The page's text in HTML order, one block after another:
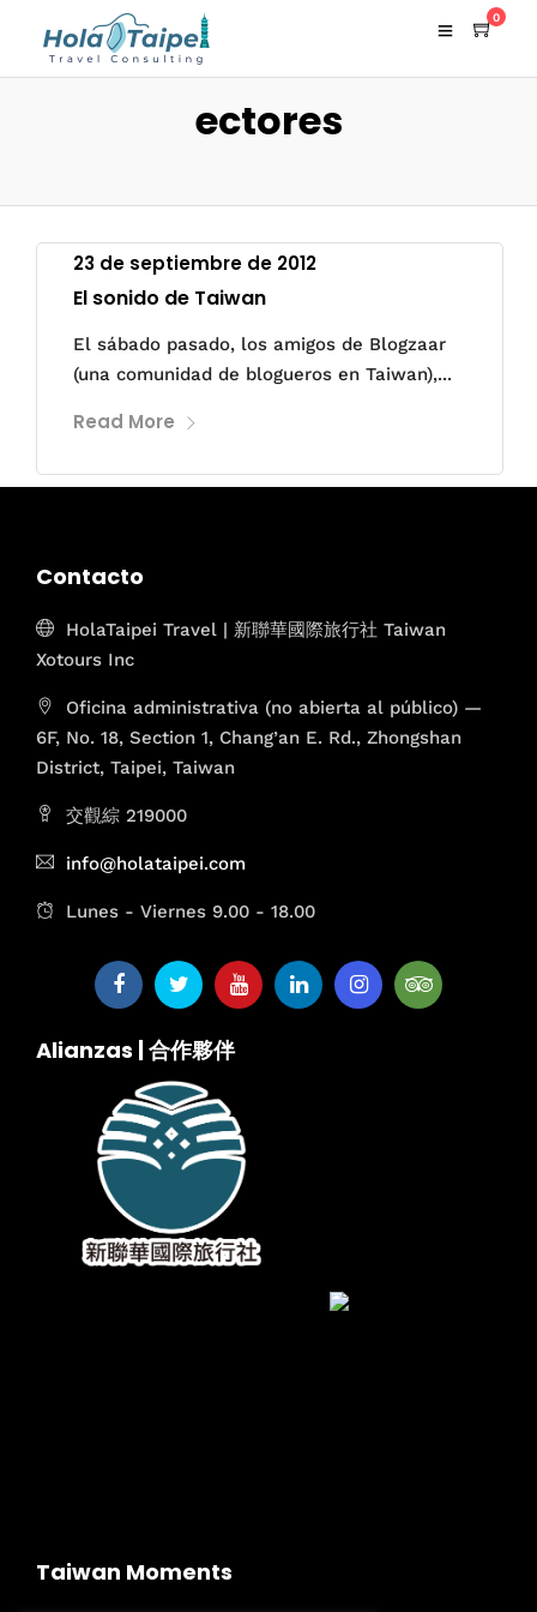
0
ectores
23 de septiembre de 2012
El sonido de Taiwan
El sábado pasado, los amigos de Blogzaar
(una comunidad de blogueros en Taiwan),...
Read More
Contacto
HolaTaipei Travel | 新聯華國際旅行社 Taiwan
Xotours Inc
Oficina administrativa (no abierta al público) —
6F, No. 18, Section 1, Chang’an E. Rd., Zhongshan
District, Taipei, Taiwan
交觀綜 219000
info@holataipei.com
Lunes - Viernes 9.00 - 18.00
Alianzas | 合作夥伴
Taiwan Moments